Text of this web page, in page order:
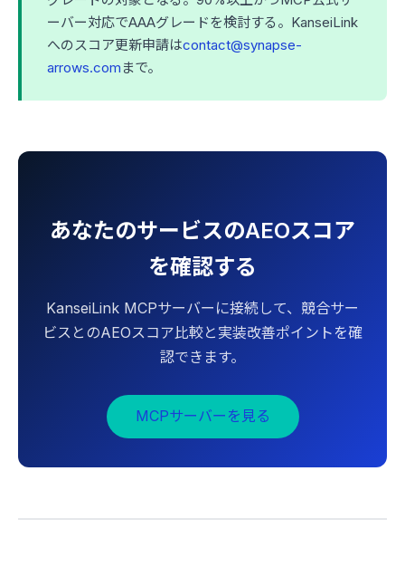
ーバー対応でAAAグレードを検討する。KanseiLink
へのスコア更新申請はcontact@synapse-
arrows.com まで。
あなたのサービスのAEOスコア
を確認する
KanseiLink MCPサーバーに接続して、競合サー
ビスとのAEOスコア比較と実装改善ポイントを確
認できます。
MCPサーバーを見る